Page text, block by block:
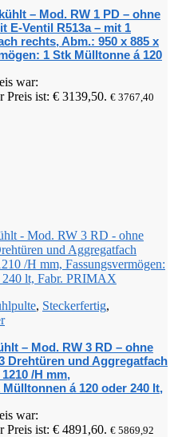
– Mod. RW 1 PD – ohne
E-Ventil R513a – mit 1
rechts, Abm.: 950 x 885 x
1 Stk Mülltonne á 120
war:
Preis ist: € 3139,50. € 3767,40
, Steckerfertig,
– Mod. RW 3 RD – ohne
Drehtüren und Aggregatfach
/H mm,
á 120 oder 240 lt,
war:
Preis ist: € 4891,60. € 5869,92